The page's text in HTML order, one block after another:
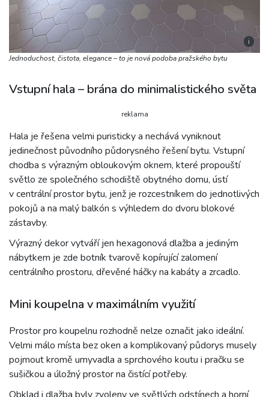
i
Jednoduchost, čistota, elegance – to je nová podoba pražského bytu
Vstupní hala – brána do minimalistického světa
reklama
Hala je řešena velmi puristicky a nechává vyniknout
jedinečnost původního půdorysného řešení bytu. Vstupní
chodba s výrazným obloukovým oknem, které propouští
světlo ze společného schodiště obytného domu, ústí
v centrální prostor bytu, jenž je rozcestníkem do jednotlivých
pokojů a na malý balkón s výhledem do dvoru blokové
zástavby.
Výrazný dekor vytváří jen hexagonová dlažba a jediným
nábytkem je zde botník tvarově kopírující zalomení
centrálního prostoru, dřevěné háčky na kabáty a zrcadlo.
Mini koupelna v maximálním využití
Prostor pro koupelnu rozhodně nelze označit jako ideální.
Velmi málo místa bez oken a komplikovaný půdorys musely
pojmout kromě umyvadla a sprchového koutu i pračku se
sušičkou a úložný prostor na čistící potřeby.